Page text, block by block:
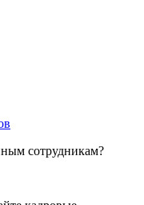
сотрудникам?